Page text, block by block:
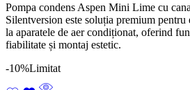
Pompa condens Aspen Mini Lime cu
Silentversion este soluția premium pentru
la aparatele de aer condiționat, oferind
fiabilitate și montaj estetic.
-10%Limitat